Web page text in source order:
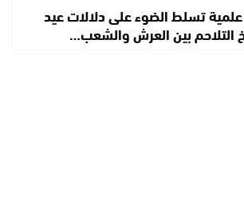
تسلط الضوء على دلالات عيد
بين العرش والشعب…